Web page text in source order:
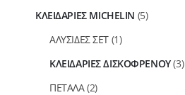
ΚΛΕΙΔΑΡΙΕΣ MICHELIN (5)
ΑΛΥΣΙΔΕΣ ΣΕΤ (1)
ΚΛΕΙΔΑΡΙΕΣ ΔΙΣΚΟΦΡΕΝΟΥ(3)
ΠΕΤΑΛΑ(2)